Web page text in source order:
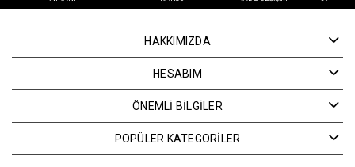
HAKKIMIZDA
HESABIM
ÖNEMLİ BİLGİLER
POPÜLER KATEGORİLER